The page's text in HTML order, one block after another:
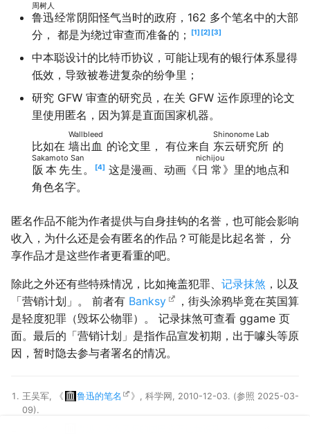
鲁迅
周树人
经常阴阳怪气当时的政府，162 多个笔名中的大部
分， 都是为绕过审查而准备的；
1 2 3
中本聪设计的比特币协议，可能让现有的银行体系显得
低效，导致被卷进复杂的纷争里；
研究 GFW 审查的研究员，在关 GFW 运作原理的论文
里使用匿名，因为算是直面国家机器。
比如在 墙出血
Wallbleed
的论文里， 有位来自 东云研究所
Shinonome Lab
的
阪本先生
Sakamoto San
。 4 这是漫画、动画《日常
nichijou
》里的地点和
角色名字。
匿名作品不能为作者提供与自身挂钩的名誉，也可能会影响
收入，为什么还是会有匿名的作品？可能是比起名誉， 分
享作品才是这些作者更看重的吧。
除此之外还有些特殊情况，比如掩盖犯罪、 记录抹煞 ，以及
「营销计划」。 前者有 Banksy
，街头涂鸦毕竟在英国算
是轻度犯罪（毁坏公物罪）。 记录抹煞可查看 ggame 页
面。最后的「营销计划」是指作品宣发初期，出于噱头等原
因，暂时隐去参与者署名的情况。
王吴军, 《 鲁迅的笔名
》, 科学网, 2010-12-03. (参照 2025-03-
09).